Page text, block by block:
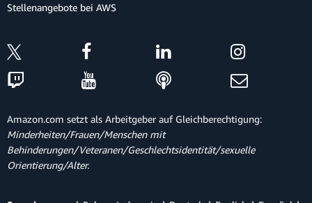
Stellenangebote bei AWS
Amazon.com setzt als Arbeitgeber auf Gleichberechtigung:
Minderheiten/Frauen/Menschen mit
Behinderungen/Veteranen/Geschlechtsidentität/sexuelle
Orientierung/Alter.